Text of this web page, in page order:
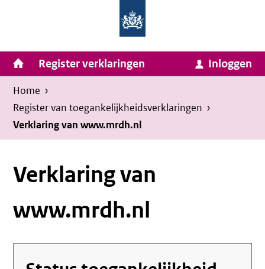
inhoud
van
Zaken
en
Koninkrijksrelaties
Homepage
van
Invulassistent
Toegankelijkheidsverklaring
Toegankelijkheidsverklaring
Hoofdnavigatie
Register verklaringen Inloggen
Kruimelpad
U
bevindt
zich
hier:
Home ›
Register van toegankelijkheids­verklaringen ›
Verklaring van www.mrdh.nl
Verklaring van
www.mrdh.nl